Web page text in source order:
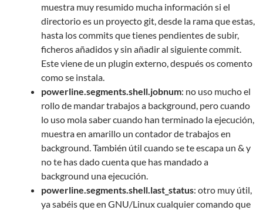
muestra muy resumido mucha información si el
directorio es un proyecto git, desde la rama que estas,
hasta los commits que tienes pendientes de subir,
ficheros añadidos y sin añadir al siguiente commit.
Este viene de un plugin externo, después os comento
como se instala.
powerline.segments.shell.jobnum: no uso mucho el
rollo de mandar trabajos a background, pero cuando
lo uso mola saber cuando han terminado la ejecución,
muestra en amarillo un contador de trabajos en
background. También útil cuando se te escapa un & y
no te has dado cuenta que has mandado a
background una ejecución.
powerline.segments.shell.last_status: otro muy útil,
ya sabéis que en GNU/Linux cualquier comando que